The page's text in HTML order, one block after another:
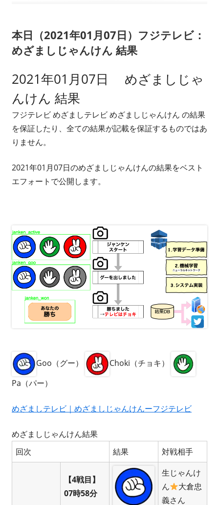
ー
本日（2021年01月07日）フジテレビ：
めざましじゃんけん 結果
2021年01月07日 めざましじゃ
んけん 結果
フジテレビ めざましテレビ めざましじゃんけん の結果
を保証したり、全ての結果が記載を保証するものではあ
りません。
2021年01月07日のめざましじゃんけんの結果をベスト
エフォートで公開します。
Goo（グー）
Choki（チョキ）
Pa（パー）
めざましテレビ｜めざましじゃんけんーフジテレビ
めざましじゃんけん結果
回次
結果 対戦相手
【4戦目】
07時58分
生じゃんけ
ん
大倉忠
義さん